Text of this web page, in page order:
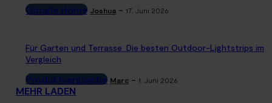
Google Home Joshua - 17. Juni 2026
Für Garten und Terrasse: Die besten Outdoor-Lightstrips im
Vergleich
Produktvergleiche Marc - 1. Juni 2026
MEHR LADEN